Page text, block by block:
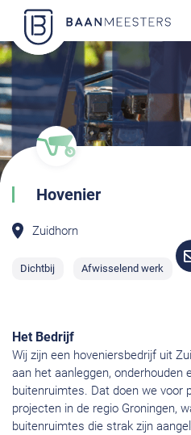
Hovenier
Zuidhorn
Dichtbij Afwisselend werk
Het Bedrijf
Wij zijn een hoveniersbedrijf uit
aan het aanleggen, onderhouden
buitenruimtes. Dat doen we voor
projecten in de regio Groningen,
buitenruimtes die strak zijn